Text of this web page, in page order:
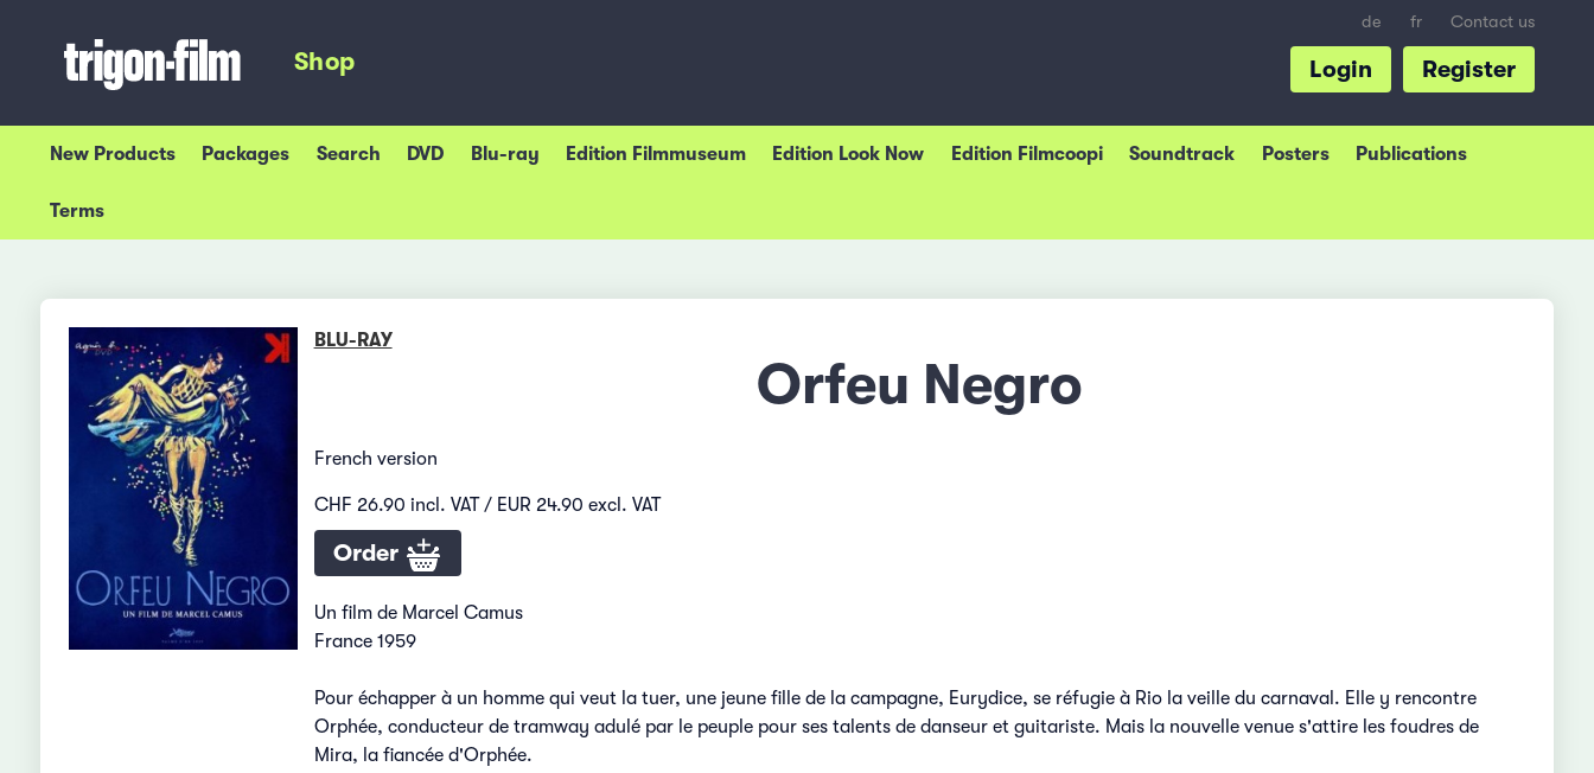
de fr Contact us
Shop Register
Login
New Products Packages Search DVD Blu-ray Edition Filmmuseum Edition Look Now Edition Filmcoopi Soundtrack Posters Publications
Terms
BLU-RAY
Orfeu Negro
French version
CHF 26.90 incl. VAT / EUR 24.90 excl. VAT
Order
Un film de Marcel Camus
France 1959
Pour échapper à un homme qui veut la tuer, une jeune fille de la campagne, Eurydice, se réfugie à Rio la veille du carnaval. Elle y rencontre
Orphée, conducteur de tramway adulé par le peuple pour ses talents de danseur et guitariste. Mais la nouvelle venue s'attire les foudres de
Mira, la fiancée d'Orphée.